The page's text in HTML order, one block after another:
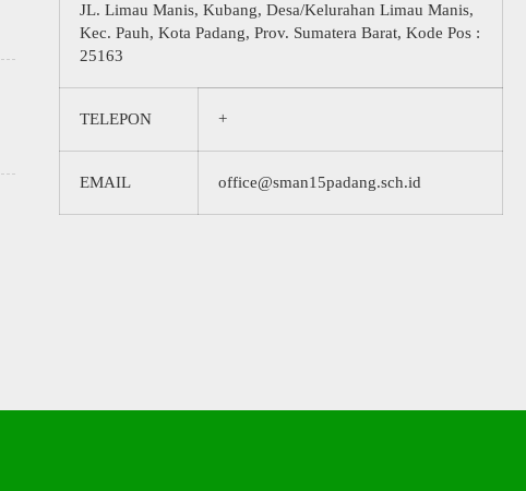
JL. Limau Manis, Kubang, Desa/Kelurahan Limau Manis,
Kec. Pauh, Kota Padang, Prov. Sumatera Barat, Kode Pos :
25163
TELEPON +
EMAIL office@sman15padang.sch.id